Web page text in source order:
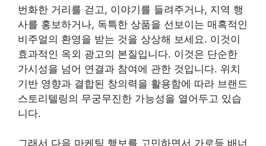
번화한 거리를 걷고, 이야기를 들려주거나, 지역 행
사를 홍보하거나, 독특한 상품을 선보이는 매혹적인
비주얼의 환영을 받는 것을 상상해 보세요. 이것이
효과적인 옥외 광고의 본질입니다. 이것은 단순한
가시성을 넘어 연결과 참여에 관한 것입니다. 위치
기반 영향과 결합된 창의력을 활용함에 따라 브랜드
스토리텔링의 무궁무진한 가능성을 열어두고 있습
니다.
그래서 다음 마케팅 행보를 고민하면서 가로등 배너